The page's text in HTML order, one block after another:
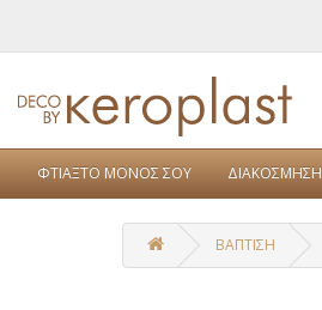
ΦΤΙΑΞΤΟ ΜΟΝΟΣ ΣΟΥ ΔΙΑΚΟΣΜΗΣΗ
ΒΑΠΤΙΣΗ